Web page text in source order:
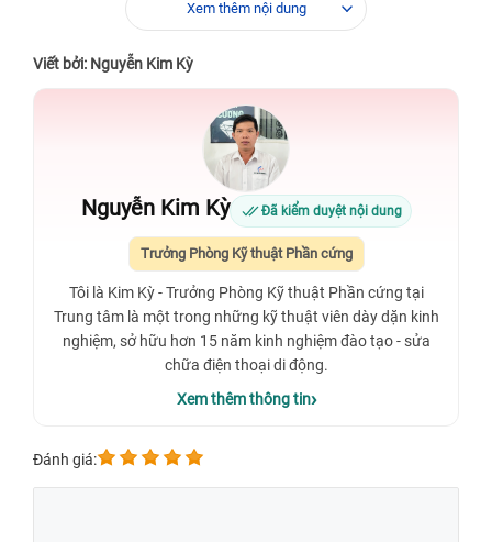
Xem thêm nội dung
Viết bởi: Nguyễn Kim Kỳ
Nguyễn Kim Kỳ Đã kiểm duyệt nội dung
Trưởng Phòng Kỹ thuật Phần cứng
Tôi là Kim Kỳ - Trưởng Phòng Kỹ thuật Phần cứng tại
Trung tâm là một trong những kỹ thuật viên dày dặn kinh
nghiệm, sở hữu hơn 15 năm kinh nghiệm đào tạo - sửa
chữa điện thoại di động.
Xem thêm thông tin
Đánh giá: